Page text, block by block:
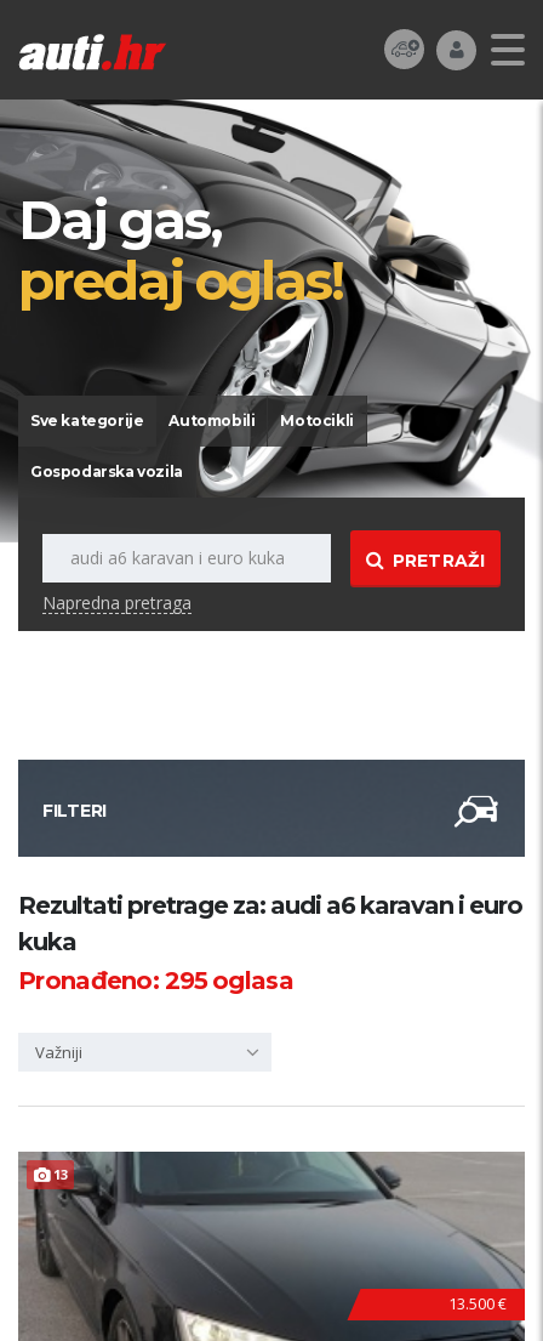
Daj gas,
predaj oglas!
Sve kategorije Automobili Motocikli
Gospodarska vozila
PRETRAŽI
Napredna pretraga
FILTERI
Kategorija
Županija
Rezultati pretrage za: audi a6 karavan i euro
kuka
Pronađeno:295oglasa
Važniji
13
13.500 €